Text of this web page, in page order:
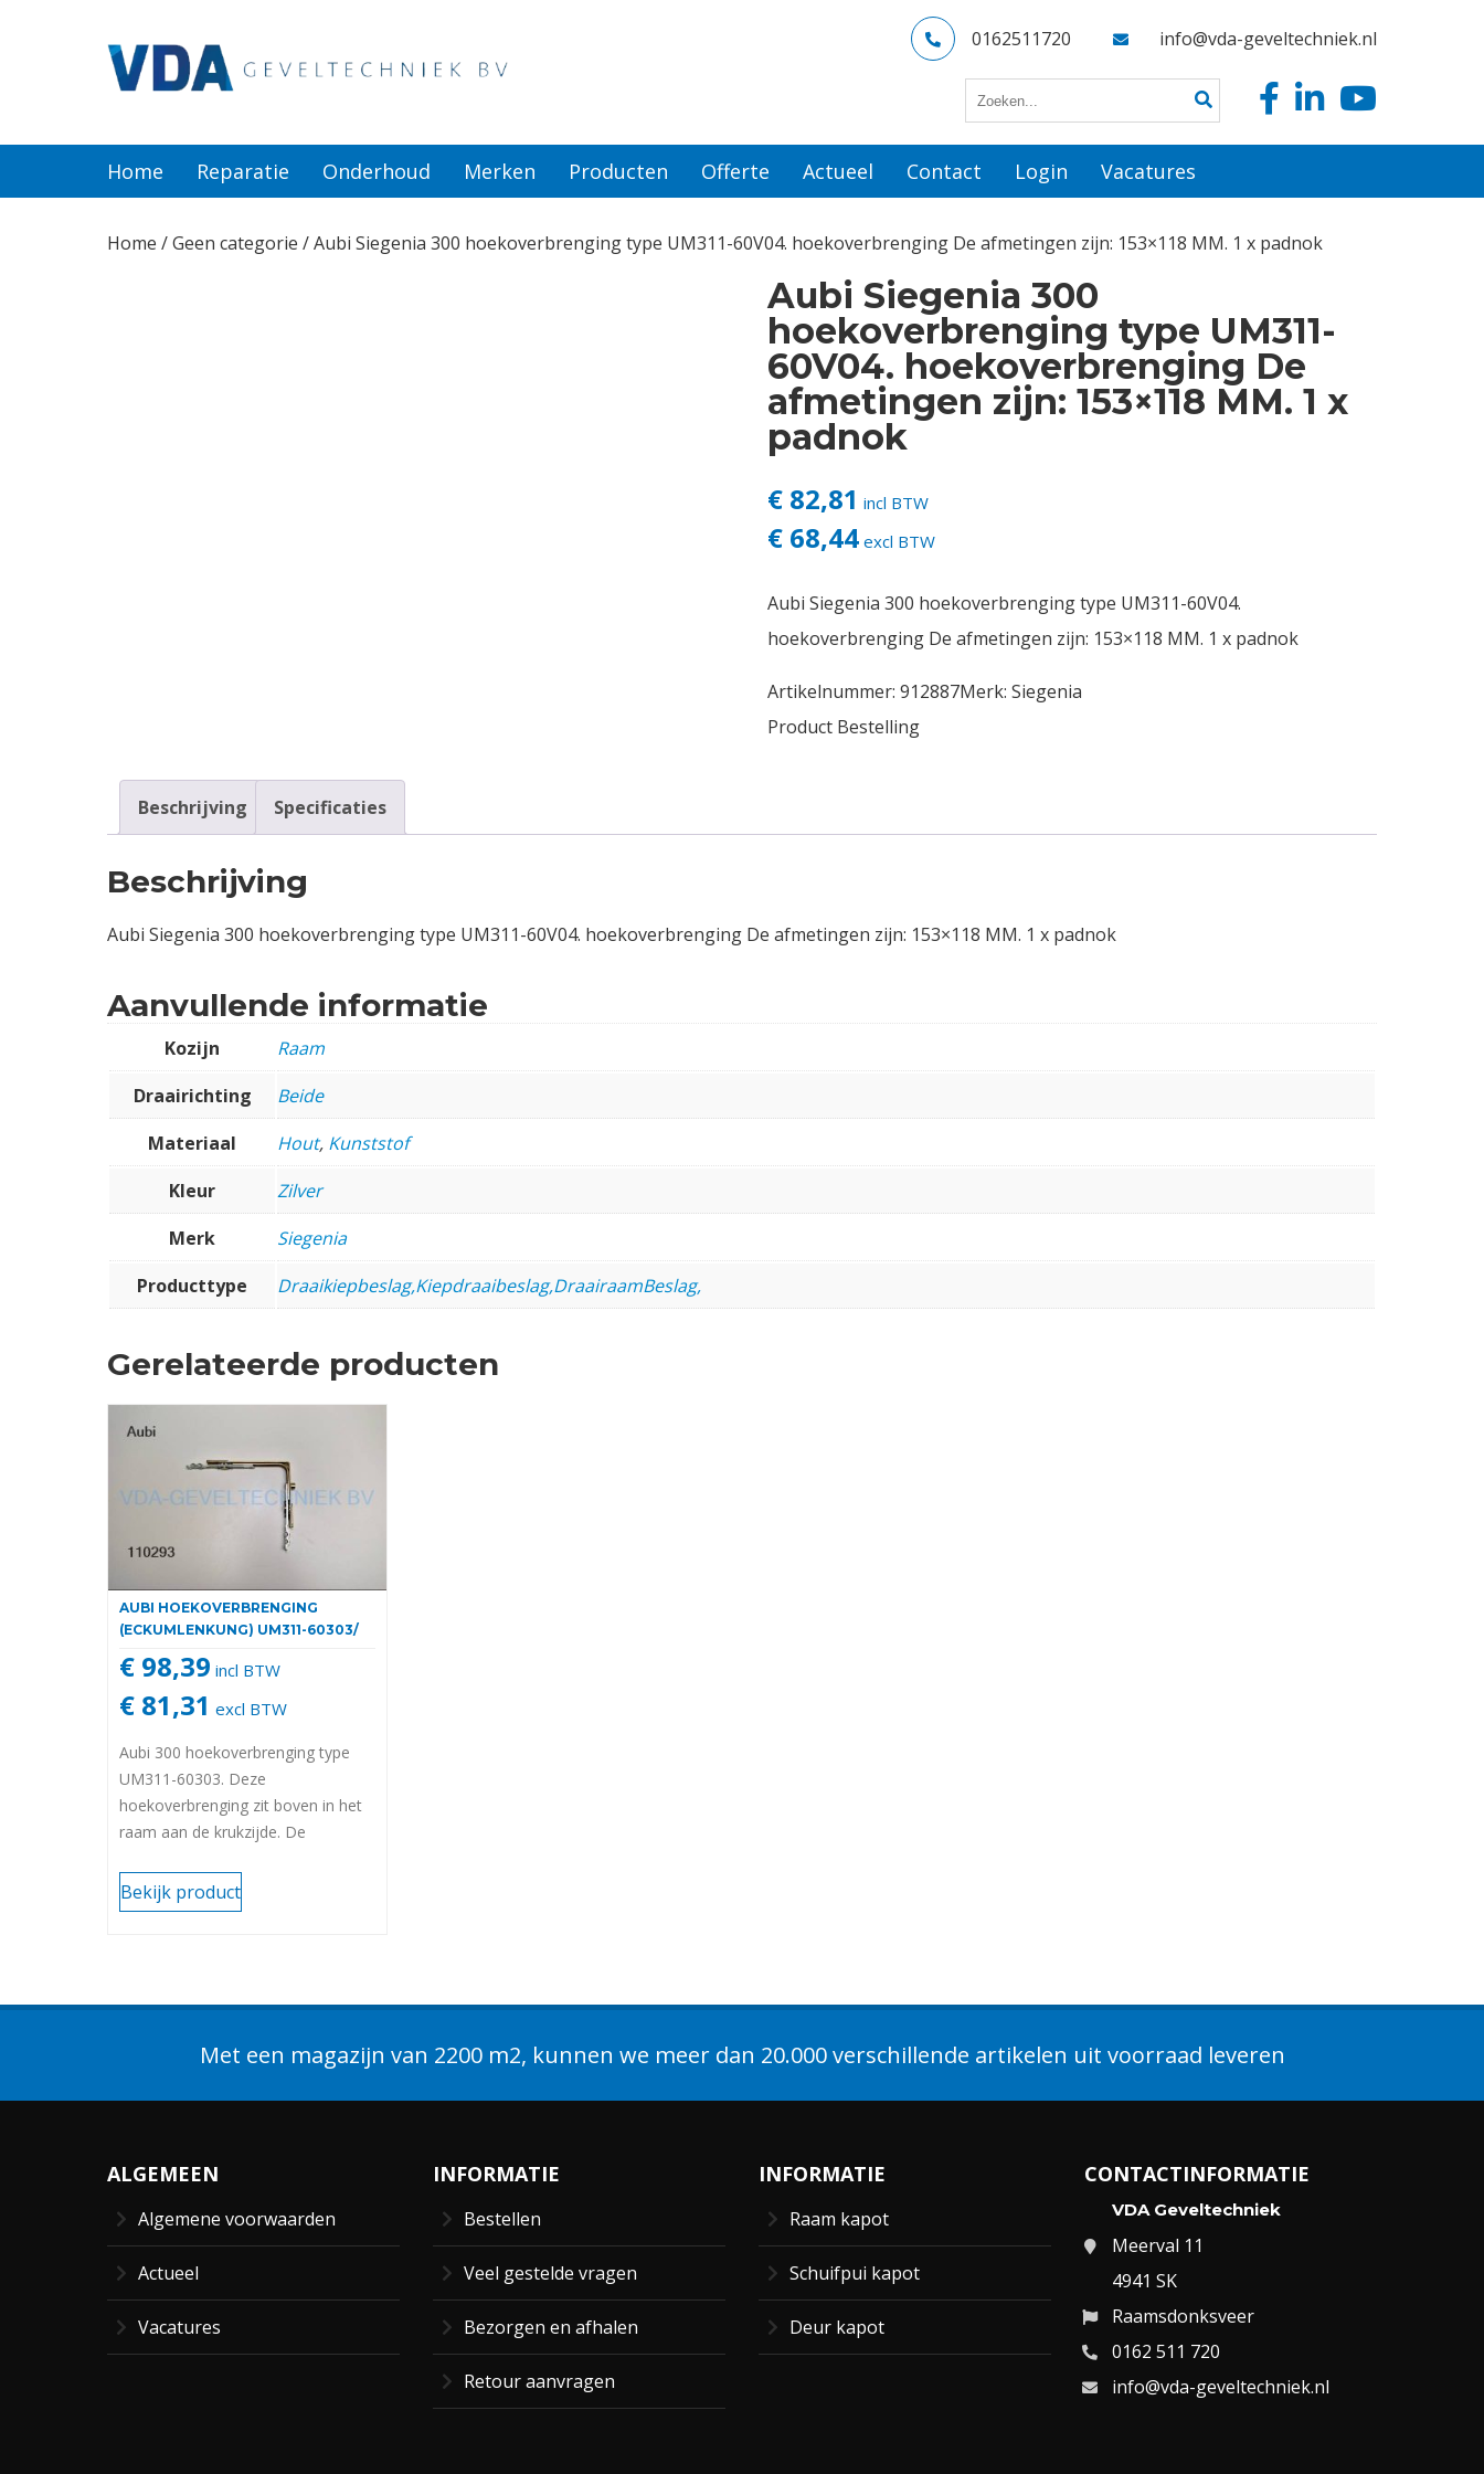
0162511720 info@vda-geveltechniek.nl
Home Reparatie Onderhoud Merken Producten Offerte Actueel Contact Login Vacatures
Home /Geen categorie / Aubi Siegenia 300 hoekoverbrenging type UM311-60V04. hoekoverbrenging De afmetingen zijn: 153×118 MM. 1 x padnok
Aubi Siegenia 300
hoekoverbrenging type UM311-
60V04. hoekoverbrenging De
afmetingen zijn: 153×118 MM. 1 x
padnok
€ 82,81 incl BTW
€ 68,44 excl BTW
Aubi Siegenia 300 hoekoverbrenging type UM311-60V04.
hoekoverbrenging De afmetingen zijn: 153×118 MM. 1 x padnok
Artikelnummer: 912887Merk: Siegenia
Product Bestelling
Beschrijving Specificaties
Beschrijving
Aubi Siegenia 300 hoekoverbrenging type UM311-60V04. hoekoverbrenging De afmetingen zijn: 153×118 MM. 1 x padnok
Aanvullende informatie
Kozijn
Raam
Draairichting
Beide
Materiaal
Hout, Kunststof
Kleur
Zilver
Merk
Siegenia
Producttype
Draaikiepbeslag,Kiepdraaibeslag,DraairaamBeslag,
Gerelateerde producten
AUBI HOEKOVERBRENGING
(ECKUMLENKUNG) UM311-60303/
€ 98,39 incl BTW
€ 81,31 excl BTW
Aubi 300 hoekoverbrenging type
UM311-60303. Deze
hoekoverbrenging zit boven in het
raam aan de krukzijde. De
Type Siegenia Aubi AEUL3110-
100061
Bekijk product
Met een magazijn van 2200 m2, kunnen we meer dan 20.000 verschillende artikelen uit voorraad leveren
ALGEMEEN
Algemene voorwaarden
Actueel
Vacatures
INFORMATIE
Bestellen
Veel gestelde vragen
Bezorgen en afhalen
Retour aanvragen
INFORMATIE
Raam kapot
Schuifpui kapot
Deur kapot
CONTACTINFORMATIE
VDA Geveltechniek
Meerval 11
4941 SK
Raamsdonksveer
0162 511 720
info@vda-geveltechniek.nl